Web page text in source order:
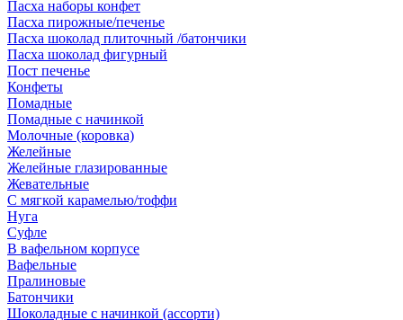
Пасха наборы конфет
Пасха пирожные/печенье
Пасха шоколад плиточный /батончики
Пасха шоколад фигурный
Пост печенье
Конфеты
Помадные
Помадные с начинкой
Молочные (коровка)
Желейные
Желейные глазированные
Жевательные
С мягкой карамелью/тоффи
Нуга
Суфле
В вафельном корпусе
Вафельные
Пралиновые
Батончики
Шоколадные с начинкой (ассорти)